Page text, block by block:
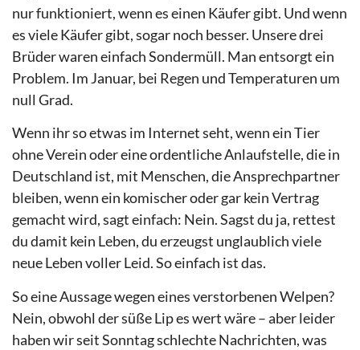
nur funktioniert, wenn es einen Käufer gibt. Und wenn
es viele Käufer gibt, sogar noch besser. Unsere drei
Brüder waren einfach Sondermüll. Man entsorgt ein
Problem. Im Januar, bei Regen und Temperaturen um
null Grad.
Wenn ihr so etwas im Internet seht, wenn ein Tier
ohne Verein oder eine ordentliche Anlaufstelle, die in
Deutschland ist, mit Menschen, die Ansprechpartner
bleiben, wenn ein komischer oder gar kein Vertrag
gemacht wird, sagt einfach: Nein. Sagst du ja, rettest
du damit kein Leben, du erzeugst unglaublich viele
neue Leben voller Leid. So einfach ist das.
So eine Aussage wegen eines verstorbenen Welpen?
Nein, obwohl der süße Lip es wert wäre – aber leider
haben wir seit Sonntag schlechte Nachrichten, was